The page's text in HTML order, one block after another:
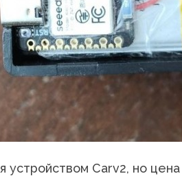
устройством Carv2, но